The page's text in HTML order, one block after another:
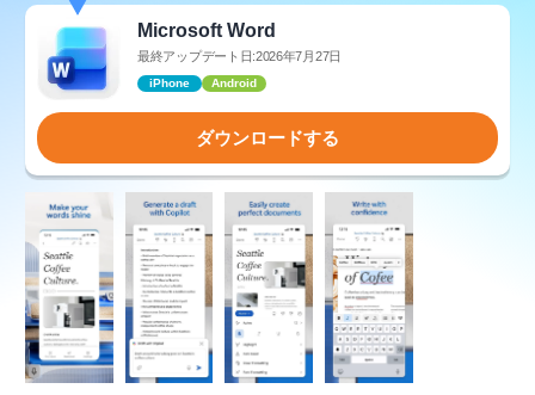
Microsoft Word
最終アップデート日:2026年7月27日
iPhone Android
ダウンロードする